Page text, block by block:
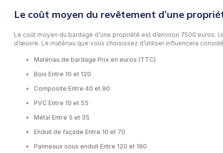
Le coût moyen du revêtement d’une
Le coût moyen du bardage d’une propriété est d’environ 7500 euros.
d’œuvre. Le matériau que vous choisissez d’utiliser influencera
Matériau de bardage Prix en euros (TTC)
Bois Entre 10 et 120
Composite Entre 40 et 90
PVC Entre 10 et 55
Métal Entre 5 et 35
Enduit de façade Entre 10 et 70
Panneaux sous enduit Entre 120 et 190